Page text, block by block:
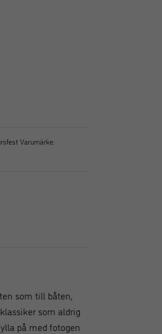
Varumärke:
som till båten,
som aldrig
på med fotogen